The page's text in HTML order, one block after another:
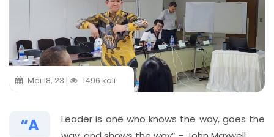
Mei 18, 23 | 1496 kali
“A
Leader is one who knows the way, goes the